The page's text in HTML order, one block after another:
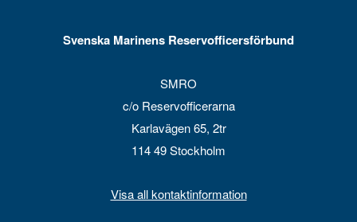
Svenska Marinens Reservofficersförbund
SMRO
c/o Reservofficerarna
Karlavägen 65, 2tr
114 49 Stockholm
Visa all kontaktinformation